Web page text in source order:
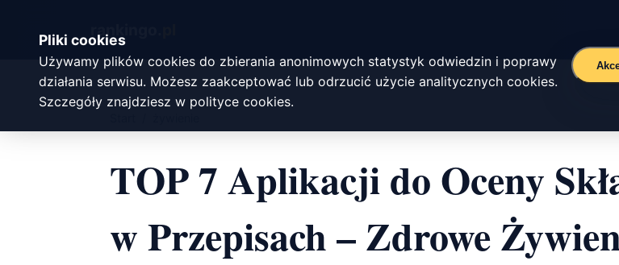
Pliki cookies
Używamy plików cookies do zbierania anonimowych statystyk odwiedzin i poprawy
działania serwisu. Możesz zaakceptować lub odrzucić użycie analitycznych cookies.
Szczegóły znajdziesz w polityce cookies.
rankingo.
TOP 7 Aplikacji do Oceny
w Przepisach – Zdrowe